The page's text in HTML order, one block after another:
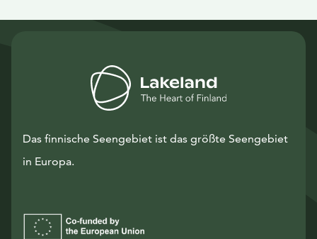
Das finnische Seengebiet ist das größte Seengebiet
in Europa.